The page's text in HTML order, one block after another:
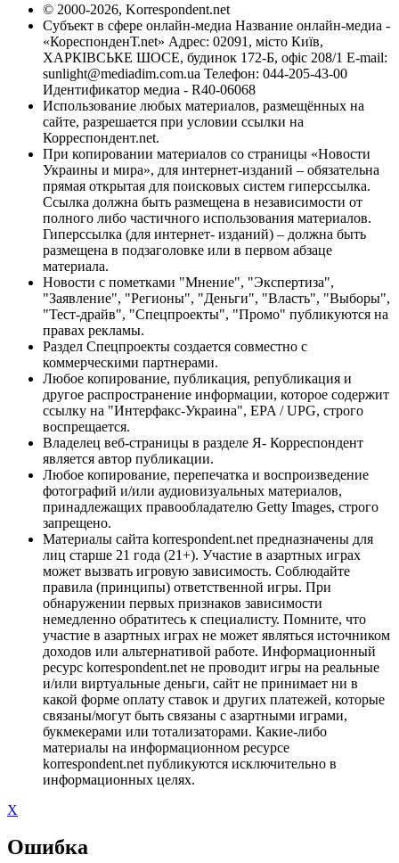
© 2000-2026, Korrespondent.net
Субъект в сфере онлайн-медиа Название онлайн-медиа -
«КореспонденТ.net» Адрес: 02091, місто Київ,
ХАРКІВСЬКЕ ШОСЕ, будинок 172-Б, офіс 208/1 E-mail:
sunlight@mediadim.com.ua Телефон: 044-205-43-00
Идентификатор медиа - R40-06068
Использование любых материалов, размещённых на
сайте, разрешается при условии ссылки на
Корреспондент.net.
При копировании материалов со страницы «Новости
Украины и мира», для интернет-изданий – обязательна
прямая открытая для поисковых систем гиперссылка.
Ссылка должна быть размещена в независимости от
полного либо частичного использования материалов.
Гиперссылка (для интернет- изданий) – должна быть
размещена в подзаголовке или в первом абзаце
материала.
Новости с пометками "Мнение", "Экспертиза",
"Заявление", "Регионы", "Деньги", "Власть", "Выборы",
"Тест-драйв", "Спецпроекты", "Промо" публикуются на
правах рекламы.
Раздел Спецпроекты создается совместно с
коммерческими партнерами.
Любое копирование, публикация, републикация и
другое распространение информации, которое содержит
ссылку на "Интерфакс-Украина", EPA / UPG, строго
воспрещается.
Владелец веб-страницы в разделе Я- Корреспондент
является автор публикации.
Любое копирование, перепечатка и воспроизведение
фотографий и/или аудиовизуальных материалов,
принадлежащих правообладателю Getty Images, строго
запрещено.
Материалы сайта korrespondent.net предназначены для
лиц старше 21 года (21+). Участие в азартных играх
может вызвать игровую зависимость. Соблюдайте
правила (принципы) ответственной игры. При
обнаружении первых признаков зависимости
немедленно обратитесь к специалисту. Помните, что
участие в азартных играх не может являться источником
доходов или альтернативой работе. Информационный
ресурс korrespondent.net не проводит игры на реальные
и/или виртуальные деньги, сайт не принимает ни в
какой форме оплату ставок и других платежей, которые
связаны/могут быть связаны с азартными играми,
букмекерами или тотализаторами. Какие-либо
материалы на информационном ресурсе
korrespondent.net публикуются исключительно в
информационных целях.
X
Ошибка